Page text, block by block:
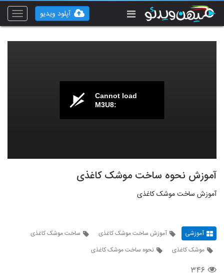
Toggle
آپلود ویدیو
Cannot load
M3U8:
آموزش نحوه ساخت موشک کاغذی
آموزش ساخت موشک کاغذی
آموزشی آموزش ساخت موشک کاغذی
ساخت موشک کاغذی
موشک کاغذی
نحوه ساخت موشک کاغذی
۳۴۶